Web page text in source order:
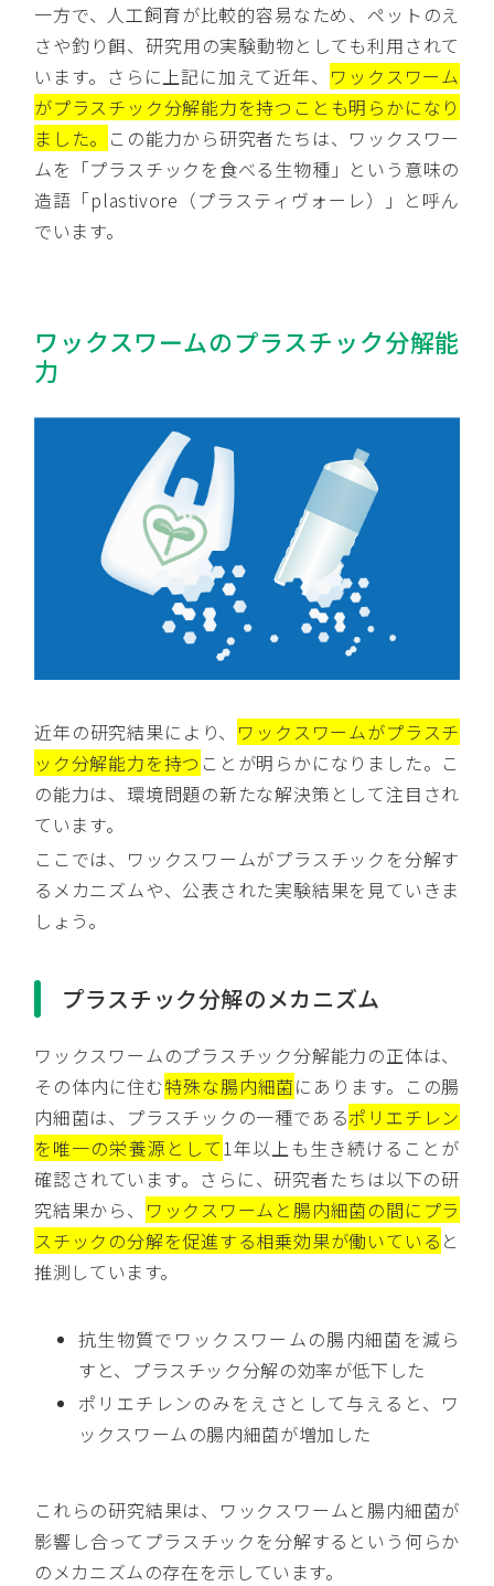
一方で、人工飼育が比較的容易なため、ペットのえ
さや釣り餌、研究用の実験動物としても利用されて
います。さらに上記に加えて近年、 ワックスワーム
がプラスチック分解能力を持つことも明らかになり
ました。 この能力から研究者たちは、ワックスワー
ムを「プラスチックを食べる生物種」という意味の
造語「plastivore（プラスティヴォーレ）」と呼ん
でいます。
ワックスワームのプラスチック分解能
力
近年の研究結果により、 ワックスワームがプラスチ
ック分解能力を持つ ことが明らかになりました。こ
の能力は、環境問題の新たな解決策として注目され
ています。
ここでは、ワックスワームがプラスチックを分解す
るメカニズムや、公表された実験結果を見ていきま
しょう。
プラスチック分解のメカニズム
ワックスワームのプラスチック分解能力の正体は、
その体内に住む特殊な腸内細菌にあります。この腸
内細菌は、プラスチックの一種であるポリエチレン
を唯一の栄養源として1年以上も生き続けることが
確認されています。さらに、研究者たちは以下の研
究結果から、 ワックスワームと腸内細菌の間にプラ
スチックの分解を促進する相乗効果が働いている と
推測しています。
抗生物質でワックスワームの腸内細菌を減ら
すと、プラスチック分解の効率が低下した
ポリエチレンのみをえさとして与えると、ワ
ックスワームの腸内細菌が増加した
これらの研究結果は、ワックスワームと腸内細菌が
影響し合ってプラスチックを分解するという何らか
のメカニズムの存在を示しています。